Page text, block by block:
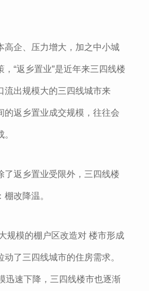
高企、压力增大，加之中小城
“返乡置业”是近年来三四线楼
流出规模大的三四线城市来
的返乡置业成交规模，往往会
了返乡置业受限外，三四线楼
改降温。
规模的棚户区改造对 楼市形成
了三四线城市的住房需求。
迅速下降，三四线楼市也逐渐